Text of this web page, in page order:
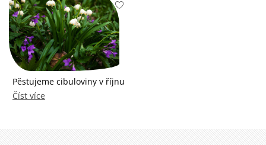
Pěstujeme cibuloviny v říjnu
Číst více